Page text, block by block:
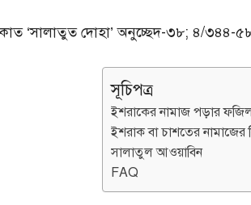
‘সালাতুত দোহা’ অনুচ্ছেদ-৩৮; ৪/৩৪৪-
সূচিপত্র
ইশরাকের নামাজ পড়ার
ইশরাক বা চাশতের নামাজের
সালাতুল আওয়াবিন
FAQ